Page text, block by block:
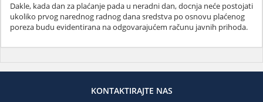
Dakle, kada dan za plaćanje pada u neradni dan, docnja neće postojati
ukoliko prvog narednog radnog dana sredstva po osnovu plaćenog
poreza budu evidentirana na odgovarajućem računu javnih prihoda.
KONTAKTIRAJTE NAS